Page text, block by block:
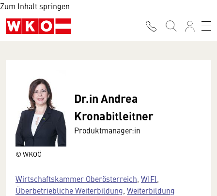
Zum Inhalt springen
© WKOÖ
Dr.in Andrea
Kronabitleitner
Produktmanager:in
Wirtschaftskammer Oberösterreich WIFI
Überbetriebliche Weiterbildung Weiterbildung